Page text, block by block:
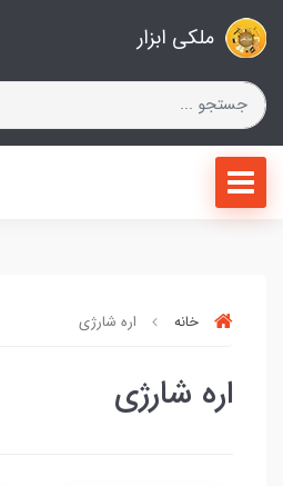
ملکی ابزار
خانه اره شارژی
اره شارژی